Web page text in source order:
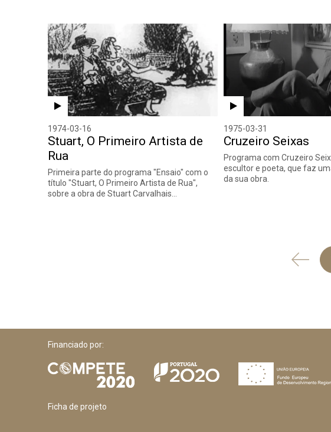
1974-03-16
Stuart, O Primeiro Artista de
Rua
Primeira parte do programa "Ensaio" com o
título "Stuart, O Primeiro Artista de Rua",
sobre a obra de Stuart Carvalhais…
1975-03-31
Cruzeiro Seixas
Programa com Cruzeiro
escultor e poeta, que faz
da sua obra.
'
Financiado por:
Ficha de projeto